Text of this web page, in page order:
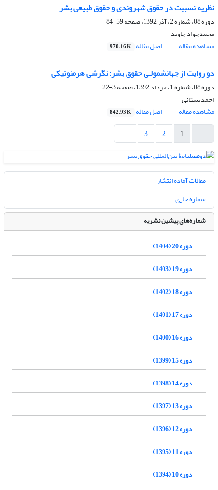
نظریه نسبیت در حقوق شهروندی و حقوق طبیعی بشر
دوره 08، شماره 2، آذر 1392، صفحه
59-84
محمدجواد جاوید
مشاهده مقاله
اصل مقاله 970.16 K
دو روایت از جهانشمولـی حقوق بشر: نگرشی هرمنوتیکی
دوره 08، شماره 1، خرداد 1392، صفحه
3-22
احمد بستانی
مشاهده مقاله
اصل مقاله 842.93 K
1
2
3
مقالات آماده انتشار
شماره جاری
شماره‌های پیشین نشریه
دوره 20 (1404)
دوره 19 (1403)
دوره 18 (1402)
دوره 17 (1401)
دوره 16 (1400)
دوره 15 (1399)
دوره 14 (1398)
دوره 13 (1397)
دوره 12 (1396)
دوره 11 (1395)
دوره 10 (1394)